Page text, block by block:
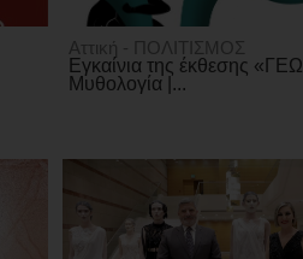
Αττική - ΠΟΛΙΤΙΣΜΟΣ
Εγκαίνια της έκθεσης «ΓΕΩ
Μυθολογία |...